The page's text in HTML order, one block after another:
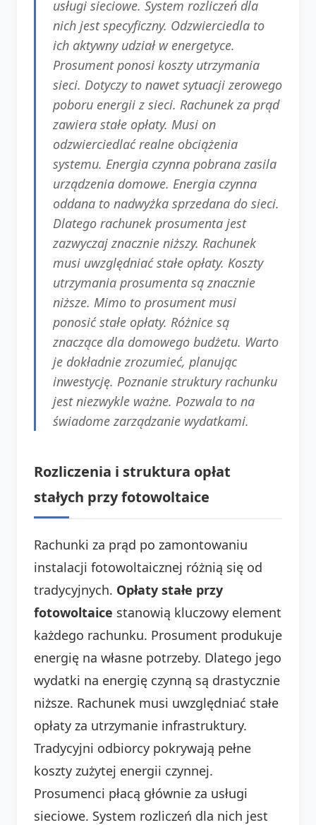
usługi sieciowe. System rozliczeń dla
nich jest specyficzny. Odzwierciedla to
ich aktywny udział w energetyce.
Prosument ponosi koszty utrzymania
sieci. Dotyczy to nawet sytuacji zerowego
poboru energii z sieci. Rachunek za prąd
zawiera stałe opłaty. Musi on
odzwierciedlać realne obciążenia
systemu. Energia czynna pobrana zasila
urządzenia domowe. Energia czynna
oddana to nadwyżka sprzedana do sieci.
Dlatego rachunek prosumenta jest
zazwyczaj znacznie niższy. Rachunek
musi uwzględniać stałe opłaty. Koszty
utrzymania prosumenta są znacznie
niższe. Mimo to prosument musi
ponosić stałe opłaty. Różnice są
znaczące dla domowego budżetu. Warto
je dokładnie zrozumieć, planując
inwestycję. Poznanie struktury rachunku
jest niezwykle ważne. Pozwala to na
świadome zarządzanie wydatkami.
Rozliczenia i struktura opłat
stałych przy fotowoltaice
Rachunki za prąd po zamontowaniu
instalacji fotowoltaicznej różnią się od
tradycyjnych. Opłaty stałe przy
fotowoltaice stanowią kluczowy element
każdego rachunku. Prosument produkuje
energię na własne potrzeby. Dlatego jego
wydatki na energię czynną są drastycznie
niższe. Rachunek musi uwzględniać stałe
opłaty za utrzymanie infrastruktury.
Tradycyjni odbiorcy pokrywają pełne
koszty zużytej energii czynnej.
Prosumenci płacą głównie za usługi
sieciowe. System rozliczeń dla nich jest